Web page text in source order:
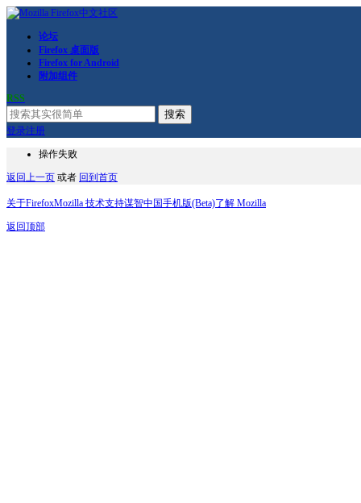
论坛
Firefox 桌面版
Firefox for Android
附加组件
RSS
搜索
登录注册
操作失败
返回上一页 或者 回到首页
关于FirefoxMozilla 技术支持谋智中国手机版(Beta)了解 Mozilla
返回顶部